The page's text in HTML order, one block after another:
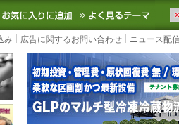
最新の物流ニュースをお届けし
お気に入りに追加 よ
み 広告に関するお問い合わせ ニュース配